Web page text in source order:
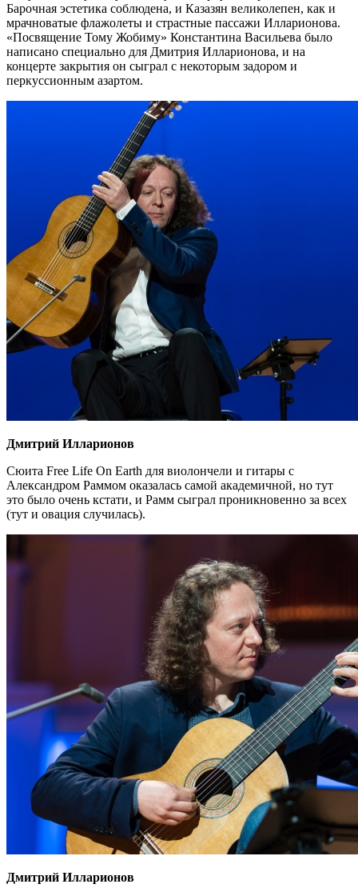
Барочная эстетика соблюдена, и Казазян великолепен, как и
мрачноватые флажолеты и страстные пассажи Илларионова.
«Посвящение Тому Жобиму» Константина Васильева было
написано специально для Дмитрия Илларионова, и на
концерте закрытия он сыграл с некоторым задором и
перкуссионным азартом.
Дмитрий Илларионов
Сюита Free Life On Earth для виолончели и гитары с
Александром Раммом оказалась самой академичной, но тут
это было очень кстати, и Рамм сыграл проникновенно за всех
(тут и овация случилась).
Дмитрий Илларионов